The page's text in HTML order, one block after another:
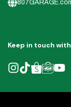
Keep in touch